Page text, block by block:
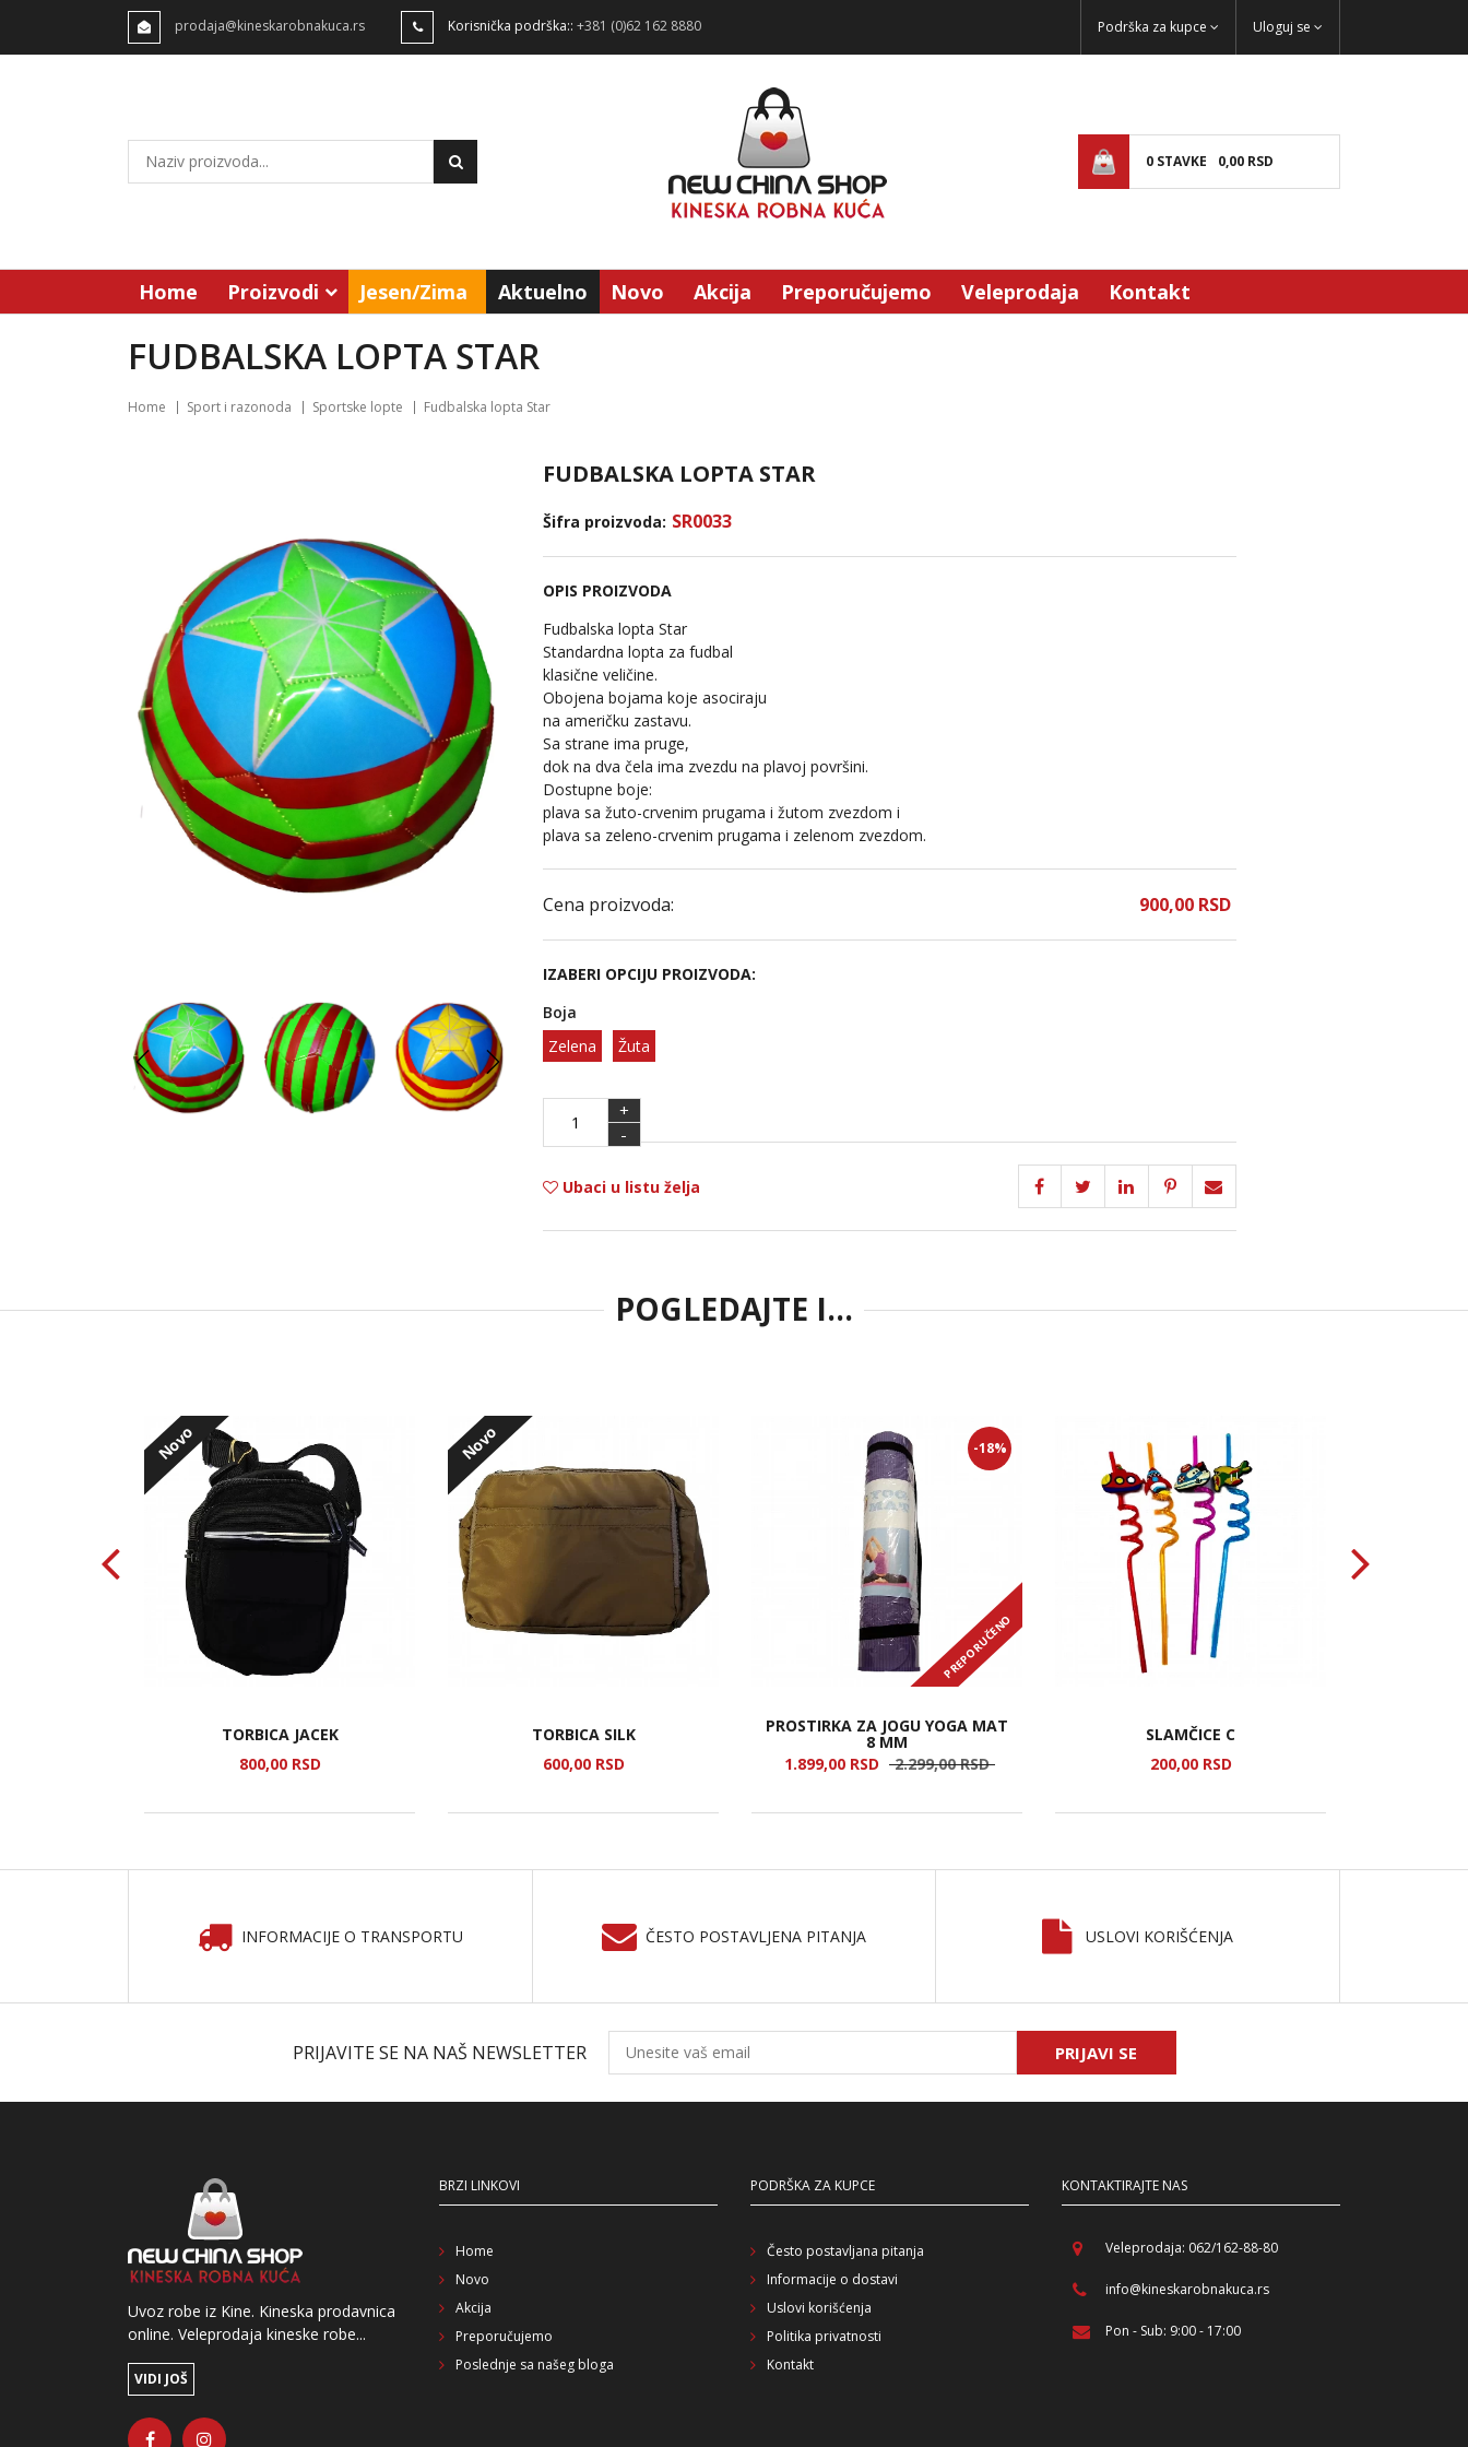
prodaja@kineskarobnakuca.rs Korisnička podrška:: +381 (0)62 162 8880 Podrška za kupce Uloguj se
0 STAVKE 0,00 RSD
Home Proizvodi Jesen/Zima Aktuelno Novo Akcija Preporučujemo Veleprodaja Kontakt
FUDBALSKA LOPTA STAR
Home Sport i razonoda Sportske lopte Fudbalska lopta Star
FUDBALSKA LOPTA STAR
Šifra proizvoda: SR0033
OPIS PROIZVODA
Fudbalska lopta Star
Standardna lopta za fudbal
klasične veličine.
Obojena bojama koje asociraju
na američku zastavu.
Sa strane ima pruge,
dok na dva čela ima zvezdu na plavoj površini.
Dostupne boje:
plava sa žuto-crvenim prugama i žutom zvezdom i
plava sa zeleno-crvenim prugama i zelenom zvezdom.
Cena proizvoda: 900,00 RSD
IZABERI OPCIJU PROIZVODA:
Boja
Zelena
Žuta
+
-
Ubaci u listu želja
POGLEDAJTE I...
Novo
TORBICA JACEK
800,00 RSD
Novo
TORBICA SILK
600,00 RSD
-18%
PREPORUČENO
PROSTIRKA ZA JOGU YOGA MAT
8 MM
1.899,00 RSD 2.299,00 RSD
SLAMČICE C
200,00 RSD
INFORMACIJE O TRANSPORTU ČESTO POSTAVLJENA PITANJA USLOVI KORIŠĆENJA
PRIJAVITE SE NA NAŠ NEWSLETTER PRIJAVI SE
Uvoz robe iz Kine. Kineska prodavnica
online. Veleprodaja kineske robe...
VIDI JOŠ
BRZI LINKOVI
Home
Novo
Akcija
Preporučujemo
Poslednje sa našeg bloga
PODRŠKA ZA KUPCE
Često postavljana pitanja
Informacije o dostavi
Uslovi korišćenja
Politika privatnosti
Kontakt
KONTAKTIRAJTE NAS
Veleprodaja: 062/162-88-80
info@kineskarobnakuca.rs
Pon - Sub: 9:00 - 17:00